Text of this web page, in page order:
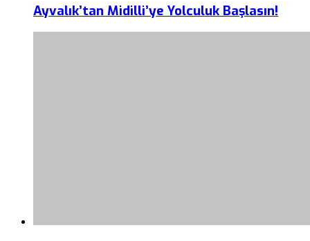
Ayvalık’tan Midilli’ye Yolculuk Başlasın!